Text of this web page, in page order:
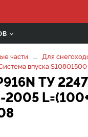
части Для
впуска S10801500
ТУ
2005